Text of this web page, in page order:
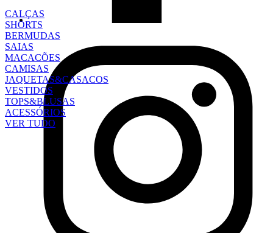
CALÇAS
SHORTS
BERMUDAS
SAIAS
MACACÕES
CAMISAS
JAQUETAS&CASACOS
VESTIDOS
TOPS&BLUSAS
ACESSÓRIOS
VER TUDO